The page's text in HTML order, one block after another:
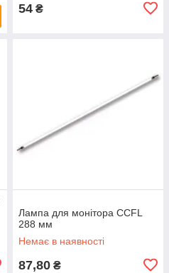
54 ₴
Лампа для монітора CCFL
288 мм
Немає в наявності
87,80 ₴